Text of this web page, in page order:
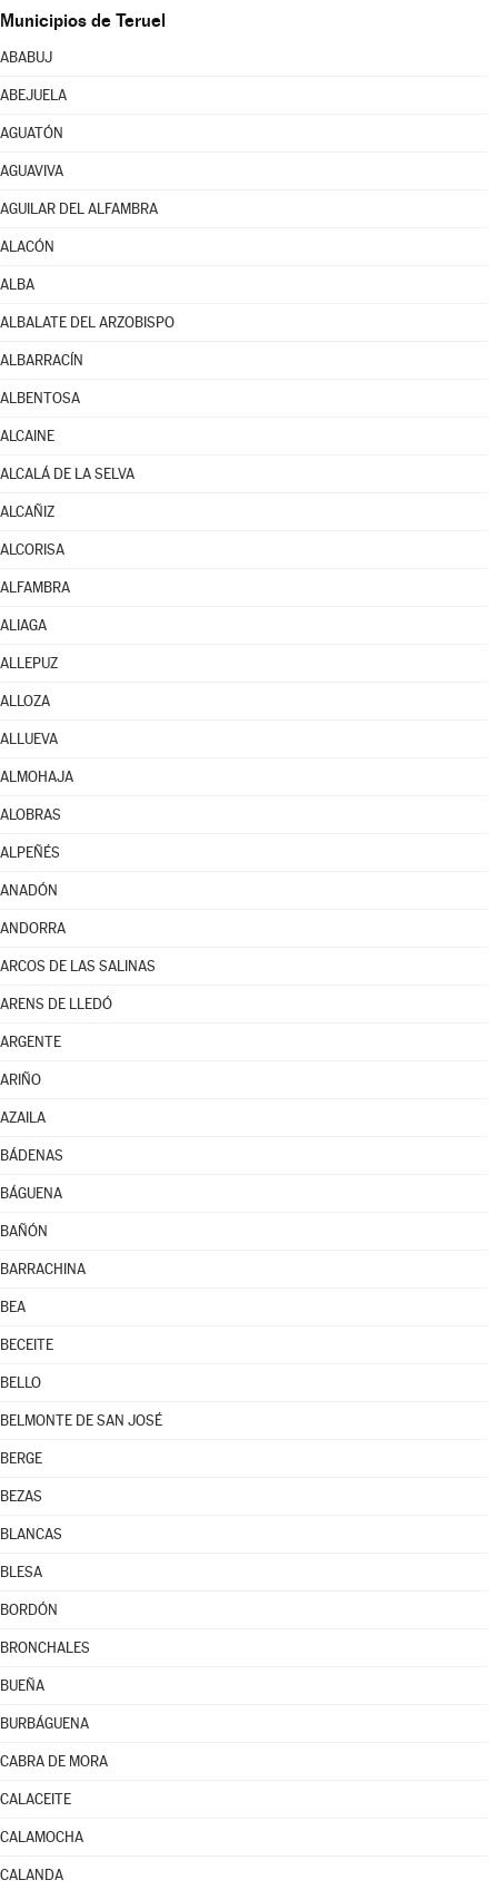
Municipios de Teruel
ABABUJ
ABEJUELA
AGUATÓN
AGUAVIVA
AGUILAR DEL ALFAMBRA
ALACÓN
ALBA
ALBALATE DEL ARZOBISPO
ALBARRACÍN
ALBENTOSA
ALCAINE
ALCALÁ DE LA SELVA
ALCAÑIZ
ALCORISA
ALFAMBRA
ALIAGA
ALLEPUZ
ALLOZA
ALLUEVA
ALMOHAJA
ALOBRAS
ALPEÑÉS
ANADÓN
ANDORRA
ARCOS DE LAS SALINAS
ARENS DE LLEDÓ
ARGENTE
ARIÑO
AZAILA
BÁDENAS
BÁGUENA
BAÑÓN
BARRACHINA
BEA
BECEITE
BELLO
BELMONTE DE SAN JOSÉ
BERGE
BEZAS
BLANCAS
BLESA
BORDÓN
BRONCHALES
BUEÑA
BURBÁGUENA
CABRA DE MORA
CALACEITE
CALAMOCHA
CALANDA